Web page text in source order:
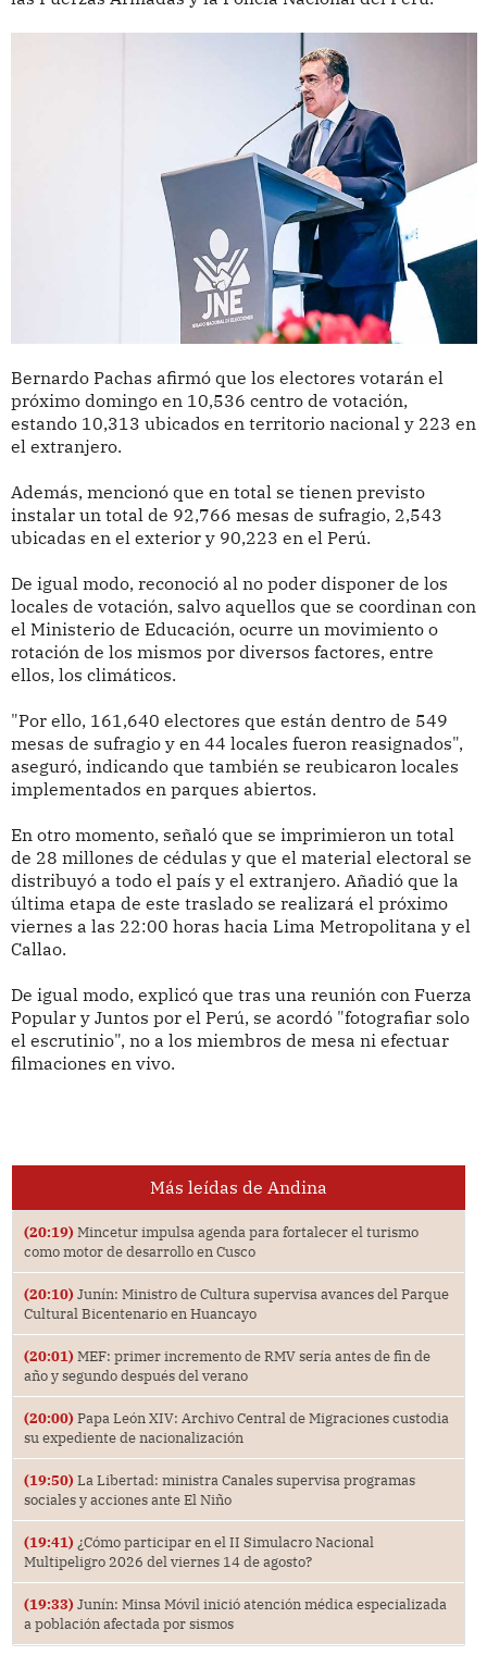
Bernardo Pachas afirmó que los electores votarán el
próximo domingo en 10,536 centro de votación,
estando 10,313 ubicados en territorio nacional y 223 en
el extranjero.
Además, mencionó que en total se tienen previsto
instalar un total de 92,766 mesas de sufragio, 2,543
ubicadas en el exterior y 90,223 en el Perú.
De igual modo, reconoció al no poder disponer de los
locales de votación, salvo aquellos que se coordinan con
el Ministerio de Educación, ocurre un movimiento o
rotación de los mismos por diversos factores, entre
ellos, los climáticos.
"Por ello, 161,640 electores que están dentro de 549
mesas de sufragio y en 44 locales fueron reasignados",
aseguró, indicando que también se reubicaron locales
implementados en parques abiertos.
En otro momento, señaló que se imprimieron un total
de 28 millones de cédulas y que el material electoral se
distribuyó a todo el país y el extranjero. Añadió que la
última etapa de este traslado se realizará el próximo
viernes a las 22:00 horas hacia Lima Metropolitana y el
Callao.
De igual modo, explicó que tras una reunión con Fuerza
Popular y Juntos por el Perú, se acordó "fotografiar solo
el escrutinio", no a los miembros de mesa ni efectuar
filmaciones en vivo.
Más leídas de Andina
(20:19) Mincetur impulsa agenda para fortalecer el turismo
como motor de desarrollo en Cusco
(20:10) Junín: Ministro de Cultura supervisa avances del Parque
Cultural Bicentenario en Huancayo
(20:01) MEF: primer incremento de RMV sería antes de fin de
año y segundo después del verano
(20:00) Papa León XIV: Archivo Central de Migraciones custodia
su expediente de nacionalización
(19:50) La Libertad: ministra Canales supervisa programas
sociales y acciones ante El Niño
(19:41) ¿Cómo participar en el II Simulacro Nacional
Multipeligro 2026 del viernes 14 de agosto?
(19:33) Junín: Minsa Móvil inició atención médica especializada
a población afectada por sismos